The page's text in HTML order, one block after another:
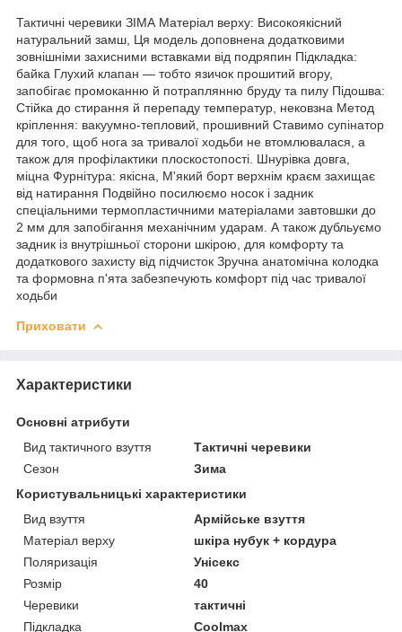
Тактичні черевики ЗІМА Матеріал верху: Високоякісний
натуральний замш, Ця модель доповнена додатковими
зовнішніми захисними вставками від подряпин Підкладка:
байка Глухий клапан — тобто язичок прошитий вгору,
запобігає промоканню й потраплянню бруду та пилу Підошва:
Стійка до стирання й перепаду температур, нековзна Метод
кріплення: вакуумно-тепловий, прошивний Ставимо супінатор
для того, щоб нога за тривалої ходьби не втомлювалася, а
також для профілактики плоскостопості. Шнурівка довга,
міцна Фурнітура: якісна, М'який борт верхнім краєм захищає
від натирання Подвійно посилюємо носок і задник
спеціальними термопластичними матеріалами завтовшки до
2 мм для запобігання механічним ударам. А також дубльуємо
задник із внутрішньої сторони шкірою, для комфорту та
додаткового захисту від підчисток Зручна анатомічна колодка
та формовна п'ята забезпечують комфорт під час тривалої
ходьби
Приховати
Характеристики
Основні атрибути
Вид тактичного взуття
Тактичні черевики
Сезон
Зима
Користувальницькі характеристики
Вид взуття
Армійське взуття
Матеріал верху
шкіра нубук + кордура
Поляризація
Унісекс
Розмір
40
Черевики
тактичні
Підкладка
Coolmax